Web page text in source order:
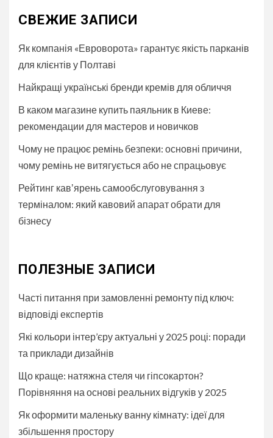
СВЕЖИЕ ЗАПИСИ
Як компанія «Евроворота» гарантує якість парканів
для клієнтів у Полтаві
Найкращі українські бренди кремів для обличчя
В каком магазине купить паяльник в Киеве:
рекомендации для мастеров и новичков
Чому не працює ремінь безпеки: основні причини,
чому ремінь не витягується або не спрацьовує
Рейтинг кавʼярень самообслуговування з
терміналом: який кавовий апарат обрати для
бізнесу
ПОЛЕЗНЫЕ ЗАПИСИ
Часті питання при замовленні ремонту під ключ:
відповіді експертів
Які кольори інтер’єру актуальні у 2025 році: поради
та приклади дизайнів
Що краще: натяжна стеля чи гіпсокартон?
Порівняння на основі реальних відгуків у 2025
Як оформити маленьку ванну кімнату: ідеї для
збільшення простору